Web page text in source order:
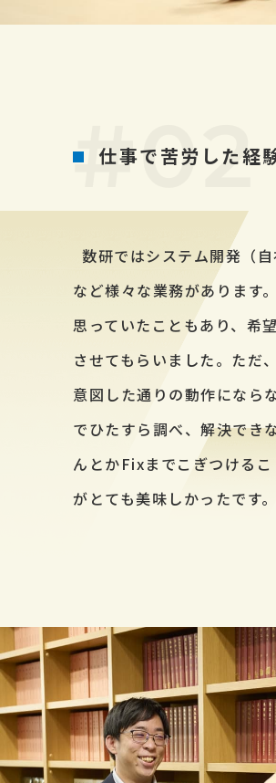
仕事で苦労した経
数研ではシステム開発（
など様々な業務があります
思っていたこともあり、希
させてもらいました。ただ
意図した通りの動作になら
でひたすら調べ、解決でき
んとかFixまでこぎつける
がとても美味しかったです。